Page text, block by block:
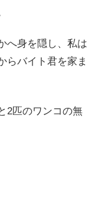
へ身を隠し、私は
らバイト君を家ま
2匹のワンコの無